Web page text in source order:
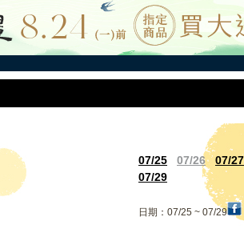
07/25 07/26 07/27
07/29
日期：07/25 ~ 07/29